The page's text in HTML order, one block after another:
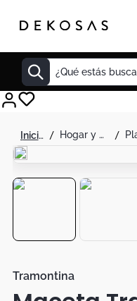
¿Qué estás buscando?
hogar y decoración
Tramontina
Decoracion
Cuadro
Sillas
Duvet